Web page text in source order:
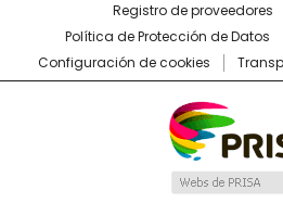
Registro de proveedores
Política de Protección de Datos
Configuración de cookies